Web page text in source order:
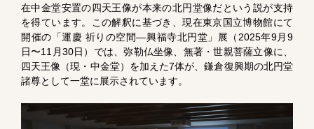
在中金堂安置の四天王像が本来の北円堂像だという説が支持
を得ています。この解釈に基づき、現在東京国立博物館にて
開催の「運慶 祈りの空間―興福寺北円堂」展（2025年9月9
日〜11月30日）では、弥勒仏坐像、無著・世親菩薩立像に、
四天王像（現・中金堂）を加えた7体が、鎌倉復興期の北円堂
諸尊として一堂に展示されています。